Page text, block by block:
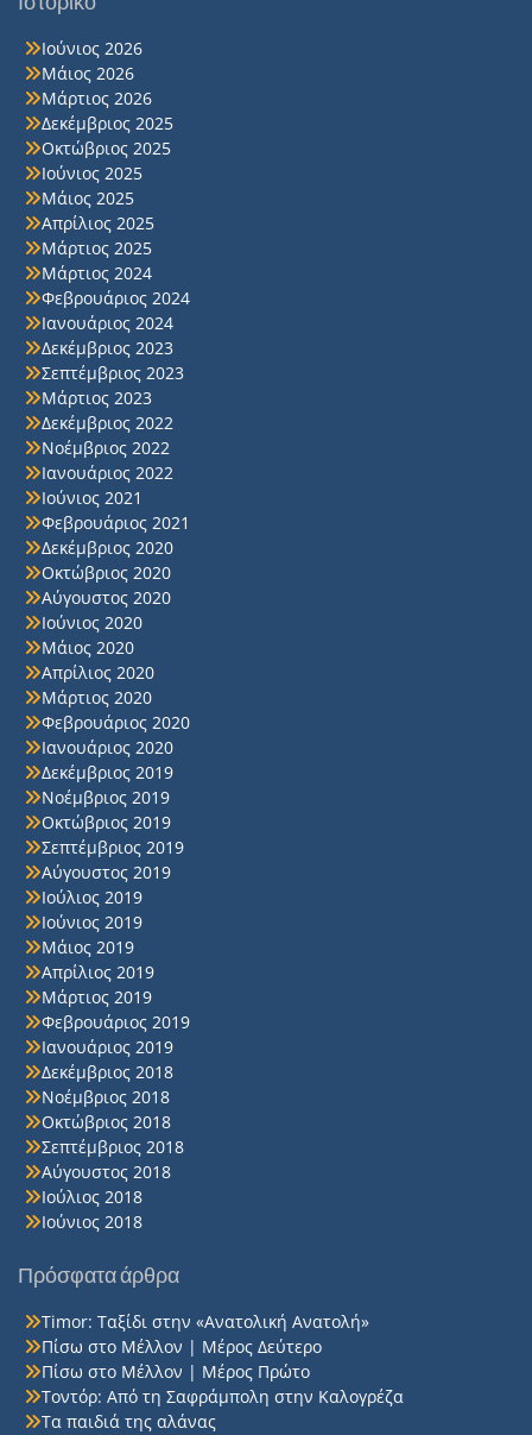
Ιούνιος 2026
Μάιος 2026
Μάρτιος 2026
Δεκέμβριος 2025
Οκτώβριος 2025
Ιούνιος 2025
Μάιος 2025
Απρίλιος 2025
Μάρτιος 2025
Μάρτιος 2024
Φεβρουάριος 2024
Ιανουάριος 2024
Δεκέμβριος 2023
Σεπτέμβριος 2023
Μάρτιος 2023
Δεκέμβριος 2022
Νοέμβριος 2022
Ιανουάριος 2022
Ιούνιος 2021
Φεβρουάριος 2021
Δεκέμβριος 2020
Οκτώβριος 2020
Αύγουστος 2020
Ιούνιος 2020
Μάιος 2020
Απρίλιος 2020
Μάρτιος 2020
Φεβρουάριος 2020
Ιανουάριος 2020
Δεκέμβριος 2019
Νοέμβριος 2019
Οκτώβριος 2019
Σεπτέμβριος 2019
Αύγουστος 2019
Ιούλιος 2019
Ιούνιος 2019
Μάιος 2019
Απρίλιος 2019
Μάρτιος 2019
Φεβρουάριος 2019
Ιανουάριος 2019
Δεκέμβριος 2018
Νοέμβριος 2018
Οκτώβριος 2018
Σεπτέμβριος 2018
Αύγουστος 2018
Ιούλιος 2018
Ιούνιος 2018
Πρόσφατα άρθρα
Timor: Ταξίδι στην «Ανατολική Ανατολή»
Πίσω στο Μέλλον | Μέρος Δεύτερο
Πίσω στο Μέλλον | Μέρος Πρώτο
Τοντόρ: Από τη Σαφράμπολη στην Καλογρέζα
Τα παιδιά της αλάνας